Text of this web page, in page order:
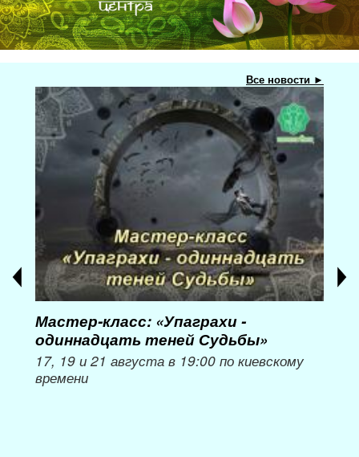
Все новости ►
Мастер-класс: «Упаграхи -
одиннадцать теней Судьбы»
17, 19 и 21 августа в 19:00 по киевскому
времени